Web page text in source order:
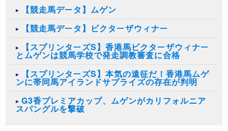
【競走馬データ】ムゲン
【競走馬データ】ビクターザウィナー
【スプリンターズS】香港馬ビクターザウィナー
とムゲンは競馬学校で発走調教審査に合格
【スプリンターズS】本気の遠征だ！香港馬ムゲ
ンに帯同馬アイランドサプライズの存在が判明
G3香プレミアカップ、ムゲンがカリフォルニア
スパングルを撃破